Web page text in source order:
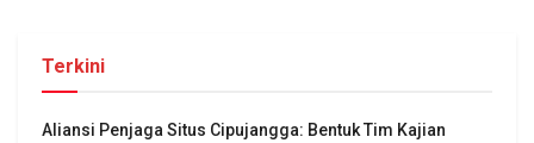
Terkini
Aliansi Penjaga Situs Cipujangga: Bentuk Tim Kajian